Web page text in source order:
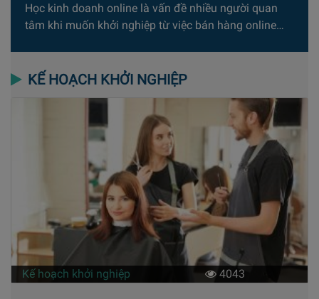
Học kinh doanh online là vấn đề nhiều người quan
tâm khi muốn khởi nghiệp từ việc bán hàng online…
KẾ HOẠCH KHỞI NGHIỆP
Kế hoạch khởi nghiệp 4043